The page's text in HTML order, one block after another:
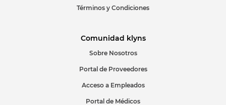
Términos y Condiciones
Comunidad klyns
Sobre Nosotros
Portal de Proveedores
Acceso a Empleados
Portal de Médicos